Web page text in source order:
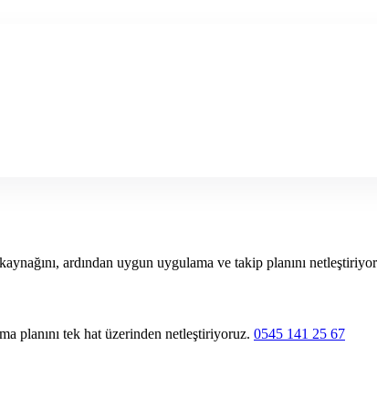
ardından uygun uygulama ve takip planını
planını tek hat üzerinden netleştiriyoruz. 0545 141 25 67